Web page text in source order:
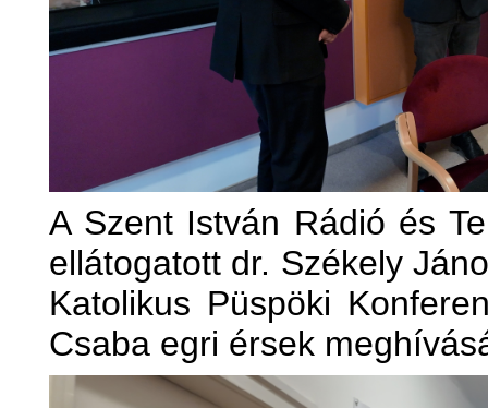
A Szent István Rádió és
ellátogatott dr. Székely
Katolikus Püspöki
Csaba egri érsek